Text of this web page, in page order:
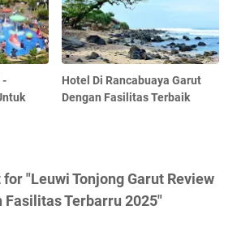
-
Hotel Di Rancabuaya Garut
Dengan Fasilitas Terbaik
"Leuwi Tonjong Garut Review
Fasilitas Terbarru 2025"